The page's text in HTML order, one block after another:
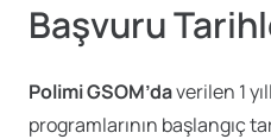
Başvuru
Polimi GSOM’daverilen 1
programlarının başlangıç